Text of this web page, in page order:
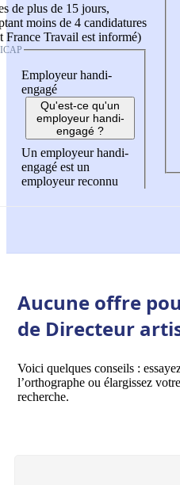
de plus de 15 jours,
moins de 4 candidatures
France Travail est informé)
Employeur handi-
engagé
Qu'est-ce qu'un
employeur handi-
engagé ?
Un employeur handi-
engagé est un
employeur reconnu
Aucune offre
de Directeur
Voici quelques conseils :
l’orthographe ou élargissez
recherche.